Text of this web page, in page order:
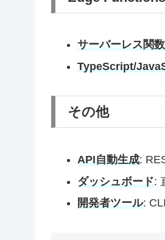
サーバーレス関数
TypeScript/
その他
API自動生成:
ダッシュボード:
開発者ツール: